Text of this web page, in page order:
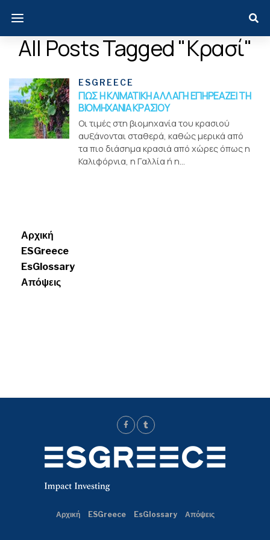
All Posts Tagged "κρασί"
ESGREECE
ΠΩΣ Η ΚΛΙΜΑΤΙΚΗ ΑΛΛΑΓΗ ΕΠΗΡΕΑΖΕΙ ΤΗ
ΒΙΟΜΗΧΑΝΙΑ ΚΡΑΣΙΟΥ
Οι τιμές στη βιομηχανία του κρασιού
αυξάνονται σταθερά, καθώς μερικά από
τα πιο διάσημα κρασιά από χώρες όπως η
Καλιφόρνια, η Γαλλία ή η...
Αρχική
ESGreece
EsGlossary
Απόψεις
Αρχική ESGreece EsGlossary Απόψεις